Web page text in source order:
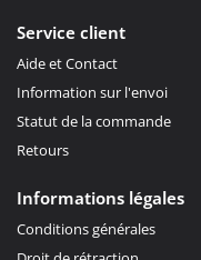
Service client
Aide et Contact
Information sur l'envoi
Statut de la commande
Retours
Informations légales
Conditions générales